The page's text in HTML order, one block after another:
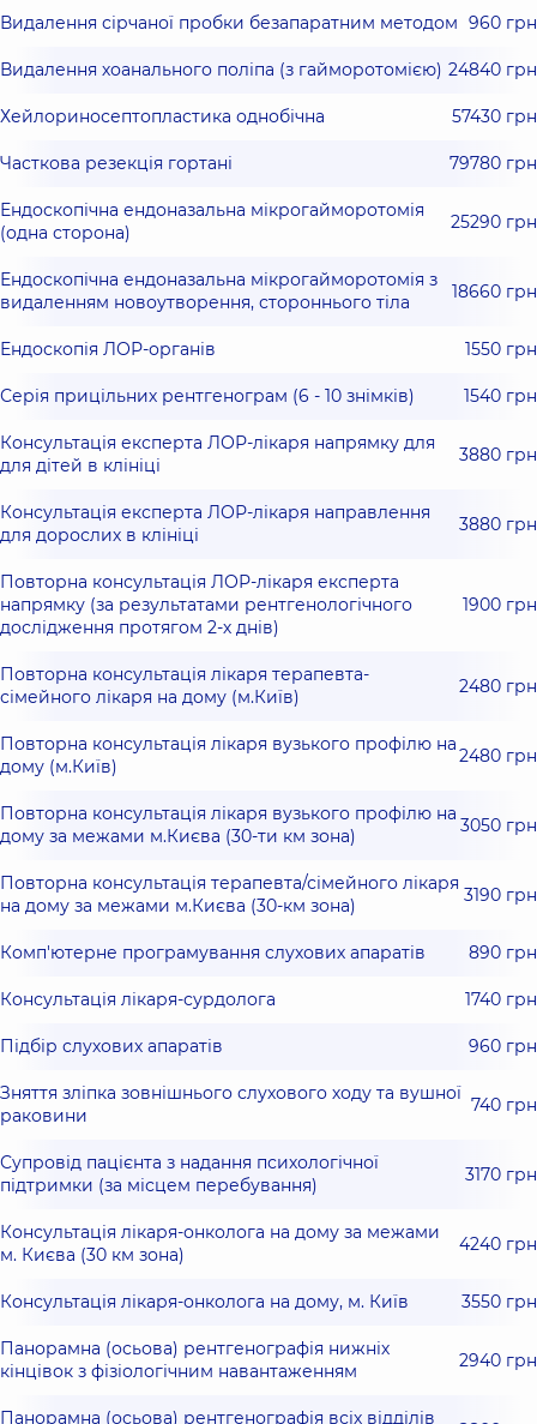
Видалення сірчаної пробки безапаратним методом 960 грн
Видалення хоанального поліпа (з гайморотомією) 24840 грн
Хейлориносептопластика однобічна 57430 грн
Часткова резекція гортані 79780 грн
Ендоскопічна ендоназальна мікрогайморотомія
(одна сторона)
25290 грн
Ендоскопічна ендоназальна мікрогайморотомія з
видаленням новоутворення, стороннього тіла
18660 грн
Ендоскопія ЛОР-органів 1550 грн
Серія прицільних рентгенограм (6 - 10 знімків) 1540 грн
Консультація експерта ЛОР-лікаря напрямку для
для дітей в клініці
3880 грн
Консультація експерта ЛОР-лікаря направлення
для дорослих в клініці
3880 грн
Повторна консультація ЛОР-лікаря експерта
напрямку (за результатами рентгенологічного
дослідження протягом 2-х днів)
1900 грн
Повторна консультація лікаря терапевта-
сімейного лікаря на дому (м.Київ)
2480 грн
Повторна консультація лікаря вузького профілю на
дому (м.Київ)
2480 грн
Повторна консультація лікаря вузького профілю на
дому за межами м.Києва (30-ти км зона)
3050 грн
Повторна консультація терапевта/сімейного лікаря
на дому за межами м.Києва (30-км зона)
3190 грн
Комп'ютерне програмування слухових апаратів 890 грн
Консультація лікаря-сурдолога 1740 грн
Підбір слухових апаратів 960 грн
Зняття зліпка зовнішнього слухового ходу та вушної
раковини
740 грн
Супровід пацієнта з надання психологічної
підтримки (за місцем перебування)
3170 грн
Консультація лікаря-онколога на дому за межами
м. Києва (30 км зона)
4240 грн
Консультація лікаря-онколога на дому, м. Київ 3550 грн
Панорамна (осьова) рентгенографія нижніх
кінцівок з фізіологічним навантаженням
2940 грн
Панорамна (осьова) рентгенографія всіх відділів